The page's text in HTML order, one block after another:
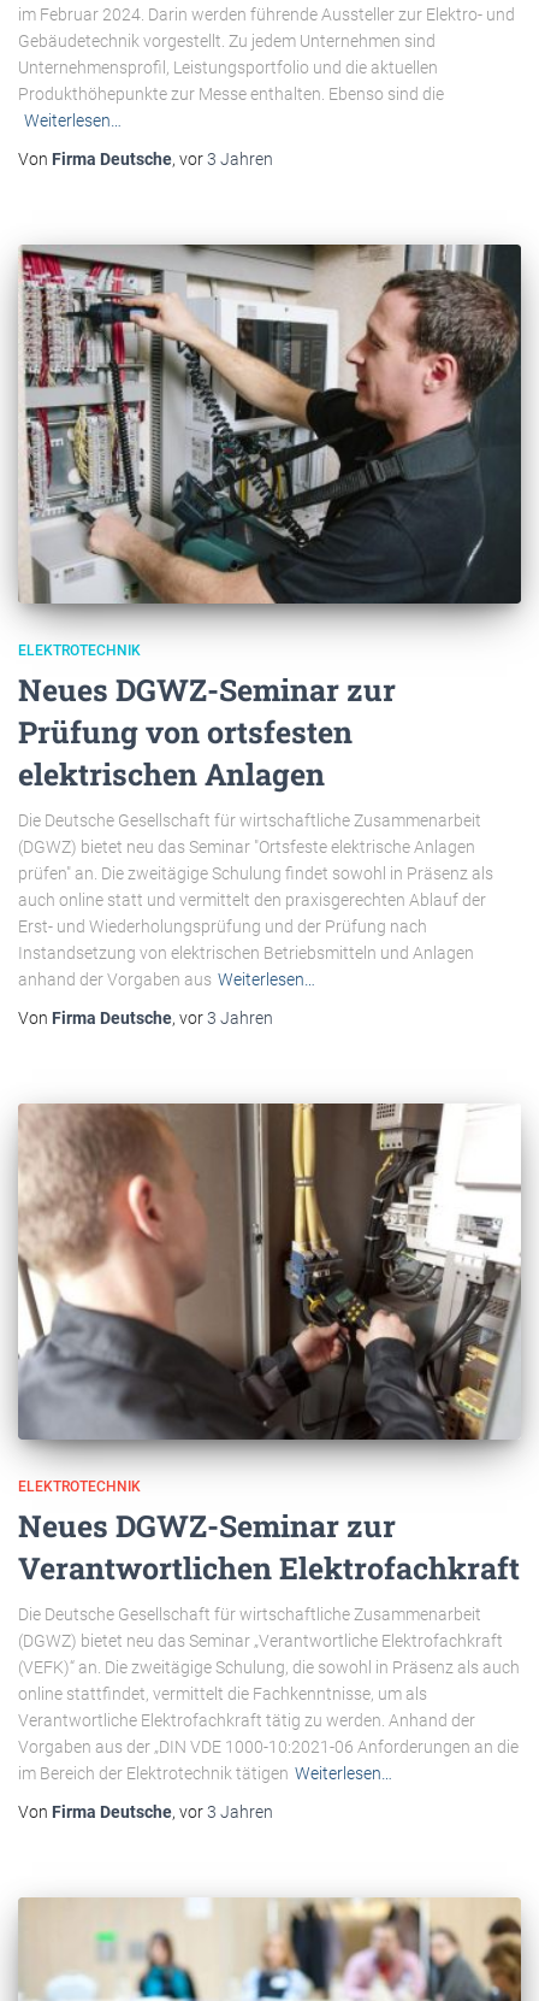
im Februar 2024. Darin werden führende Aussteller zur Elektro- und
Gebäudetechnik vorgestellt. Zu jedem Unternehmen sind
Unternehmensprofil, Leistungsportfolio und die aktuellen
Produkthöhepunkte zur Messe enthalten. Ebenso sind die
Weiterlesen…
Von Firma Deutsche, vor3 Jahren
ELEKTROTECHNIK
Neues DGWZ-Seminar zur
Prüfung von ortsfesten
elektrischen Anlagen
Die Deutsche Gesellschaft für wirtschaftliche Zusammenarbeit
(DGWZ) bietet neu das Seminar "Ortsfeste elektrische Anlagen
prüfen" an. Die zweitägige Schulung findet sowohl in Präsenz als
auch online statt und vermittelt den praxisgerechten Ablauf der
Erst- und Wiederholungsprüfung und der Prüfung nach
Instandsetzung von elektrischen Betriebsmitteln und Anlagen
anhand der Vorgaben aus Weiterlesen…
Von Firma Deutsche, vor3 Jahren
ELEKTROTECHNIK
Neues DGWZ-Seminar zur
Verantwortlichen Elektrofachkraft
Die Deutsche Gesellschaft für wirtschaftliche Zusammenarbeit
(DGWZ) bietet neu das Seminar „Verantwortliche Elektrofachkraft
(VEFK)“ an. Die zweitägige Schulung, die sowohl in Präsenz als auch
online stattfindet, vermittelt die Fachkenntnisse, um als
Verantwortliche Elektrofachkraft tätig zu werden. Anhand der
Vorgaben aus der „DIN VDE 1000-10:2021-06 Anforderungen an die
im Bereich der Elektrotechnik tätigen Weiterlesen…
Von Firma Deutsche, vor3 Jahren